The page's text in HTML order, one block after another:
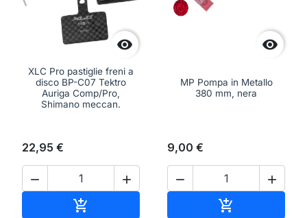

XLC Pro pastiglie freni a
disco BP-C07 Tektro
Auriga Comp/Pro,
Shimano meccan.
22,95 €
 


MP Pompa in Metallo
380 mm, nera
9,00 €
 
